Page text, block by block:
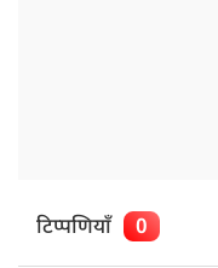
टिप्पणियाँ 0